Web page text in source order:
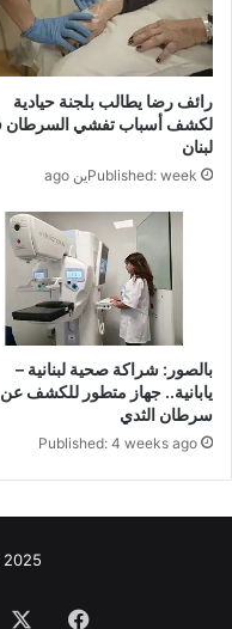
رائف رضا يطالب بلجنة حيادية
لكشف أسباب تفشي السرطان
لبنان
Published: weekين ago
بالصور: شراكة صحية لبنانية –
يابانية.. جهاز متطور للكشف عن
سرطان الثدي
Published: 4 weeks ago
فيسبوك